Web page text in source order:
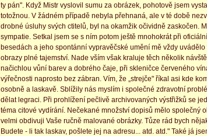
ty pán". Když Mistr vyslovil sumu za obrázek, pohotově jsem
totožnou. V žádném případě nebyla přehnaná, ale v té době
drobné úsluhy svých ctitelů, byl na okamžik očividně zaskočen.
sympatie. Setkal jsem se s ním potom ještě mnohokrát při
besedách a jeho spontánní vypravěčské umění mě vždy
obrazy plné tajemství. Nade vším však kraluje těch několik
načichlou vůní barev a dobrého čaje, při skleničce červeného
výřečnosti naprosto bez zábran. Vím, že „strejče" říkal asi kde
osobně a laskavě. Sblížily nás myslím i společné zdravotní
dělat legraci. Při prohlížení pečlivě archivovaných výstřižků se
téma citové vydírání. Nečekané množství dopisů mělo společný
velmi obdivuji Vaše ručně malované obrázky. Tůze rád bych
Budete - li tak laskav, pošlete jej na adresu... atd. atd." Také já